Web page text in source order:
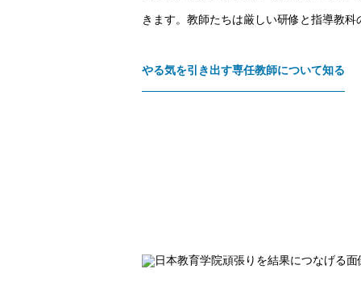
きます。教師たちは厳しい研修と指導教
やる気を引き出す専任教師について知る